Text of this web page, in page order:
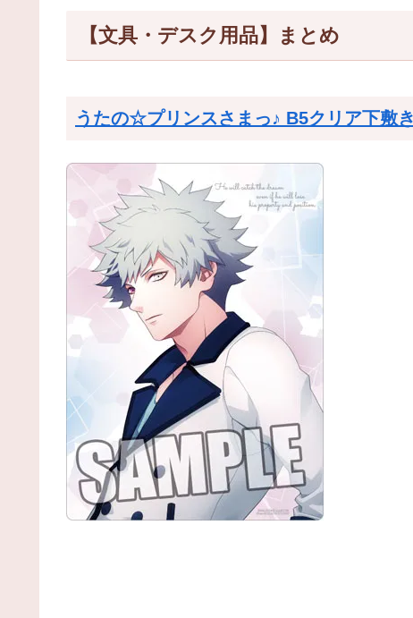
【文具・デスク用品】まとめ
うたの☆プリンスさまっ♪ B5クリア下敷